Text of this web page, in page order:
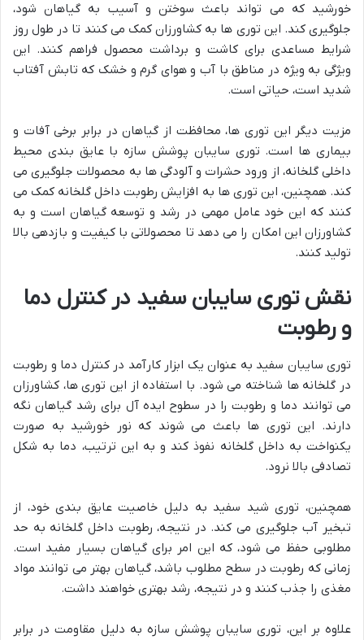
خورشید که می تواند باعث سوختن و آسیب به گیاهان شود،
جلوگیری کند. این توری ها به کشاورزان کمک می کنند تا در طول روز
شرایط مساعدی برای کاشت و برداشت محصول فراهم کنند. این
ویژگی به ویژه در مناطق با آب و هوای گرم و خشک که تابش آفتاب
شدید است، حیاتی است.
مزیت دیگر این توری ها، محافظت از گیاهان در برابر برخی آفات و
بیماری ها است. توری سایبان پوشش سازه با عایق بندی محیط
داخلی گلخانه، از ورود حشرات و آلودگی ها به محصولات جلوگیری می
کند. همچنین، این توری ها به افزایش رطوبت داخل گلخانه کمک می
کنند که این خود عامل مهمی در رشد و توسعه گیاهان است و به
کشاورزان این امکان را می دهد تا محصولاتی با کیفیت و بازدهی بالا
تولید کنند.
نقش توری سایبان سفید در کنترل دما
و رطوبت
توری سایبان سفید به عنوان یک ابزار کارآمد در کنترل دما و رطوبت
در گلخانه ها شناخته می شود. با استفاده از این توری ها، کشاورزان
می توانند دما و رطوبت را در سطوح ایده آل برای رشد گیاهان نگه
دارند. این توری ها باعث می شوند که نور خورشید به صورت
یکنواخت به داخل گلخانه نفوذ کند و به این ترتیب، دما به شکل
تصادفی بالا نرود.
همچنین، توری شید سفید به دلیل خاصیت عایق بندی خود، از
تبخیر آب جلوگیری می کند. در نتیجه، رطوبت داخل گلخانه به حد
مطلوبی حفظ می شود، که این امر برای گیاهان بسیار مفید است.
زمانی که رطوبت در سطح مطلوب باشد، گیاهان بهتر می توانند مواد
مغذی را جذب کنند و در نتیجه، رشد بهتری خواهند داشت.
علاوه بر این، توری سایبان پوشش سازه به دلیل مقاومت در برابر